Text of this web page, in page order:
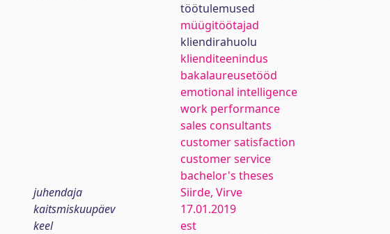
töötulemused
müügitöötajad
kliendirahuolu
klienditeenindus
bakalaureusetööd
emotional intelligence
work performance
sales consultants
customer satisfaction
customer service
bachelor's theses
juhendaja
Siirde, Virve
kaitsmiskuupäev
17.01.2019
keel
est